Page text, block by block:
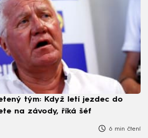
tým: Když letí jezdec do
na závody, říká šéf
6 min čtení